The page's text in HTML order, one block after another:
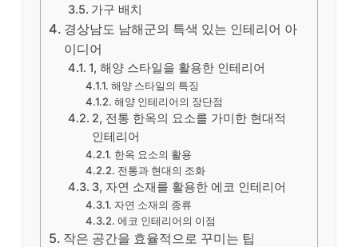
가구 배치
경상남도 남해군의 특색 있는 인테리어 아
이디어
1, 해양 스타일을 활용한 인테리어
해양 스타일의 특징
해양 인테리어의 장단점
2, 전통 한옥의 요소를 가미한 현대적
인테리어
한옥 요소의 활용
전통과 현대의 조화
3, 자연 소재를 활용한 에코 인테리어
자연 소재의 종류
에코 인테리어의 이점
작은 공간을 효율적으로 꾸미는 팁